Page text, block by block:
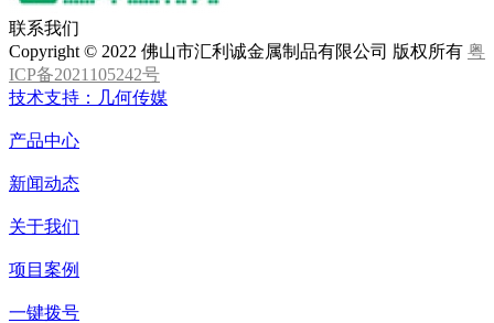
联系我们
Copyright © 2022 佛山市汇利诚金属制品有限公司 版权所有 粤
ICP备2021105242号
技术支持：几何传媒
产品中心
新闻动态
关于我们
项目案例
一键拨号